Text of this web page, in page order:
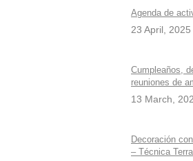
Agenda de
23 April, 2025
Cumpleaños,
reuniones de
13 March,
Decoración
– Técnica